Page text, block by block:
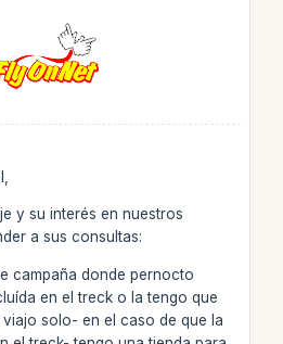
y su interés en nuestros
a sus consultas:
campaña donde pernocto
en el treck o la tengo que
solo- en el caso de que la